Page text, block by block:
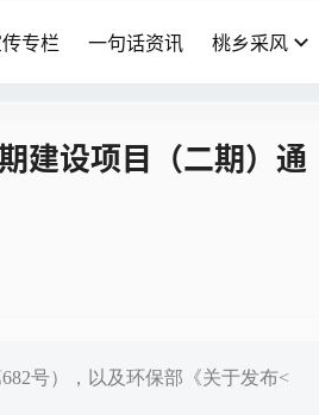
专栏 一句话资讯 桃乡采风
建设项目（二期）通
号），以及环保部《关于发布<